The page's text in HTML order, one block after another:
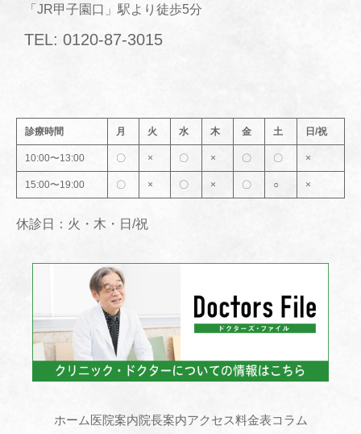
「JR甲子園口」駅より徒歩5分
TEL: 0120-87-3015
診療時間 月 火 水 木 金 土 日/祝
10:00〜13:00 〇 × 〇 × 〇 〇 ×
15:00〜19:00 〇 × 〇 × 〇 ○ ×
休診日：火・木・日/祝
ホーム医院案内院長案内アクセス料金表コラム